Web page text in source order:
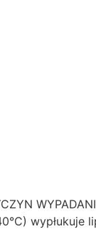
wypłukuje